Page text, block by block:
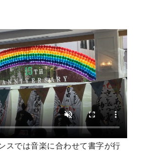
スでは音楽に合わせて書字が行